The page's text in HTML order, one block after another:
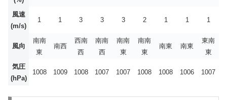
風速
(m/s)
1 1 3 3 3 2 1 1 1
風向
南南
東
南西
西南
西
南南
西
南南
東
南南
東
南東 南東
東南
東
気圧
(hPa)
1008 1009 1008 1007 1007 1008 1008 1006 1007